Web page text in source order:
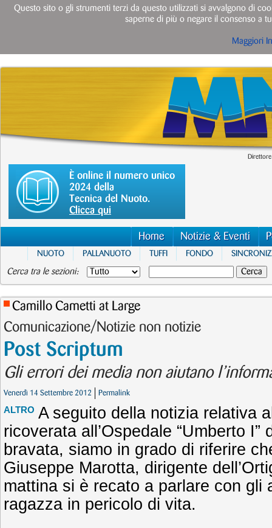
È online il numero unico
2024 della
Tecnica del Nuoto.
Clicca qui
Home Notizie & Eventi
NUOTO PALLANUOTO TUFFI FONDO
Cerca tra le sezioni:
Camillo Cametti at Large
Comunicazione/Notizie non notizie
Post Scriptum
Gli errori dei media non aiutano
Venerdì 14 Settembre 2012 Permalink
ALTRO A seguito della notizia relativa
ricoverata all’Ospedale “Umberto
bravata, siamo in grado di riferire
Giuseppe Marotta, dirigente
mattina si è recato a parlare con gli
ragazza in pericolo di vita.
Questo sito o gli strumenti terzi da questo utilizzati si avvalgono di
saperne di più o negare il consenso a
Maggiori